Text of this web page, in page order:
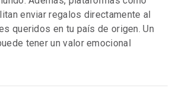
enviar regalos directamente al
queridos en tu país de origen. Un
tener un valor emocional